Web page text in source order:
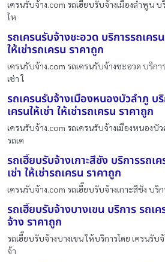
เครนรับจ้าง.com รถเฮี๊ยบรับจ้างเมืองลำพูน บ
ให
รถเครนรับจ้างชะอวด บริการรถเคร
ให้เช่ารถเครน ราคาถูก
เครนรับจ้าง.com รถเครนรับจ้างชะอวด บริกา
เช่า ใ
รถเครนรับจ้างเมืองหนองบัวลำภู บ
เครนให้เช่า ให้เช่ารถเครน ราคาถูก
เครนรับจ้าง.com รถเครนรับจ้างเมืองหนองบั
รถเค
รถเฮี๊ยบรับจ้างเกาะสีชัง บริการรถเ
เช่า ให้เช่ารถเครน ราคาถูก
เครนรับจ้าง.com รถเฮี๊ยบรับจ้างเกาะสีชัง บริ
รถเฮี๊ยบรับจ้างบางเขน บริการ รถเ
จ้าง ราคาถูก
รถเฮี๊ยบรับจ้างบางเขน ให้บริการโดย เครนรับ
จ้า